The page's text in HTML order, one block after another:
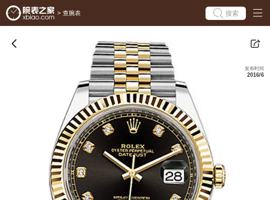
> 查腕表 搜索
发布时间
2016/6